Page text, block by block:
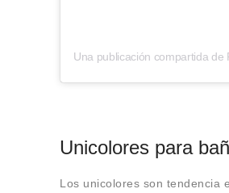
Unicolores para
Los unicolores son tendencia